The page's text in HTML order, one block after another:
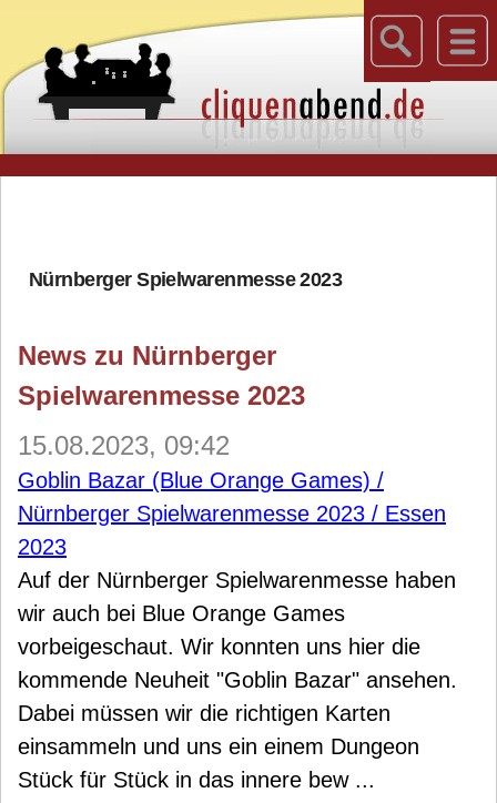
Nürnberger Spielwarenmesse 2023
News zu Nürnberger
Spielwarenmesse 2023
15.08.2023, 09:42
Goblin Bazar (Blue Orange Games) /
Nürnberger Spielwarenmesse 2023 / Essen
2023
Auf der Nürnberger Spielwarenmesse haben
wir auch bei Blue Orange Games
vorbeigeschaut. Wir konnten uns hier die
kommende Neuheit "Goblin Bazar" ansehen.
Dabei müssen wir die richtigen Karten
einsammeln und uns ein einem Dungeon
Stück für Stück in das innere bew ...